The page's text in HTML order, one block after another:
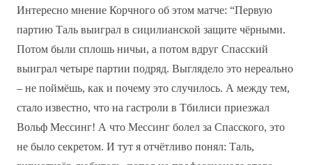
Интересно мнение Корчного об этом матче: “Первую
партию Таль выиграл в сицилианской защите чёрными.
Потом были сплошь ничьи, а потом вдруг Спасский
выиграл четыре партии подряд. Выглядело это нереально
– не поймёшь, как и почему это случилось. А между тем,
стало известно, что на гастроли в Тбилиси приезжал
Вольф Мессинг! А что Мессинг болел за Спасского, это
не было секретом. И тут я отчётливо понял: Таль,